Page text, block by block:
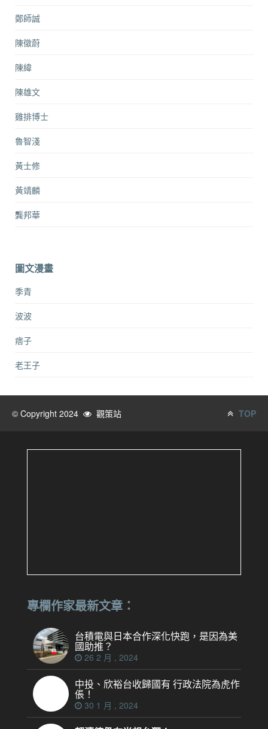
鄭師誠
陳徵蔚
陳緯
陳雄文
雞排博士
魯智淺
黃士修
黃靖麟
龔邦華
圖文漫畫
季青
波波
痞子
老王子
© Copyright 2024 觀策站 TOP
專欄作家最新文章：
台積電與日本合作深化快跑，是因為美
國助推？
26 2 月 , 2024
中投、欣裕台收歸國有 行政法院為虎作
倀！
30 1 月 , 2024